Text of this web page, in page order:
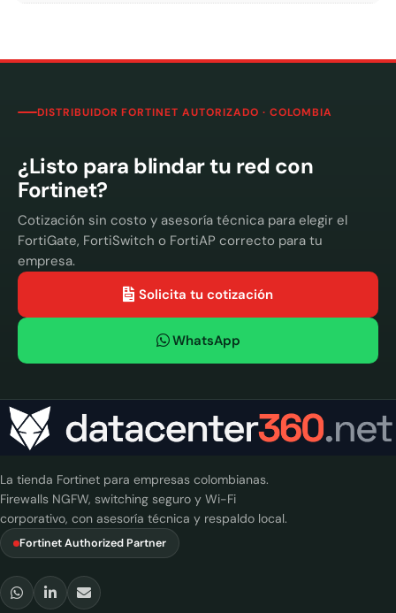
DISTRIBUIDOR FORTINET AUTORIZADO · COLOMBIA
¿Listo para blindar tu red con
Fortinet?
Cotización sin costo y asesoría técnica para elegir el
FortiGate, FortiSwitch o FortiAP correcto para tu
empresa.
Solicita tu cotización
WhatsApp
La tienda Fortinet para empresas colombianas.
Firewalls NGFW, switching seguro y Wi-Fi
corporativo, con asesoría técnica y respaldo local.
Fortinet Authorized Partner